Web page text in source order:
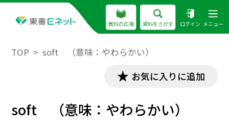
教科の広場 資料をさがす ログイン メニュー
TOP soft （意味：やわらかい）
お気に入りに追加
soft （意味：やわらかい）